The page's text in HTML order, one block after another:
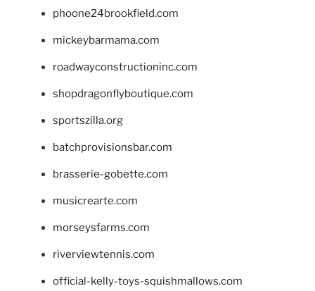
phoone24brookfield.com
mickeybarmama.com
roadwayconstructioninc.com
shopdragonflyboutique.com
sportszilla.org
batchprovisionsbar.com
brasserie-gobette.com
musicrearte.com
morseysfarms.com
riverviewtennis.com
official-kelly-toys-squishmallows.com